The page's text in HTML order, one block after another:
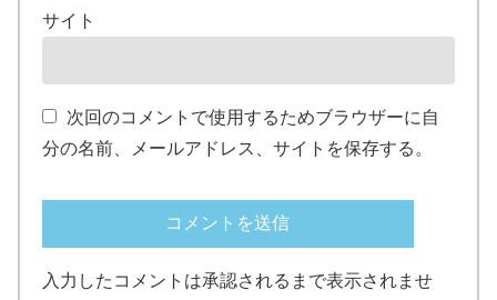
サイト
次回のコメントで使用するためブラウザーに自
分の名前、メールアドレス、サイトを保存する。
入力したコメントは承認されるまで表示されませ